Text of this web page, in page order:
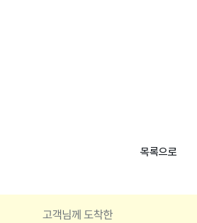
목록으로